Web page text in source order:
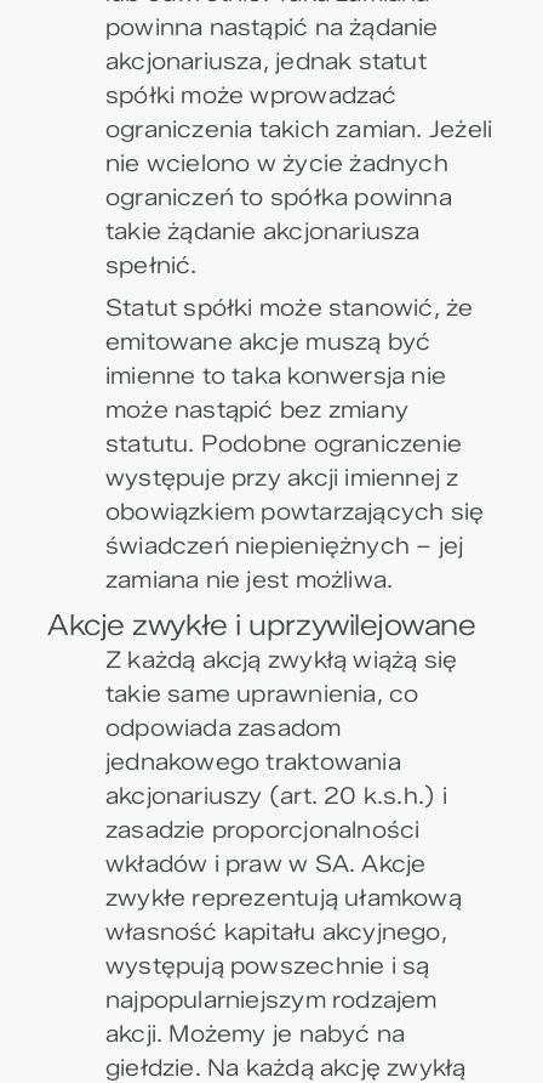
powinna nastąpić na żądanie
akcjonariusza, jednak statut
spółki może wprowadzać
ograniczenia takich zamian. Jeżeli
nie wcielono w życie żadnych
ograniczeń to spółka powinna
takie żądanie akcjonariusza
spełnić.
Statut spółki może stanowić, że
emitowane akcje muszą być
imienne to taka konwersja nie
może nastąpić bez zmiany
statutu. Podobne ograniczenie
występuje przy akcji imiennej z
obowiązkiem powtarzających się
świadczeń niepieniężnych – jej
zamiana nie jest możliwa.
Akcje zwykłe i uprzywilejowane
Z każdą akcją zwykłą wiążą się
takie same uprawnienia, co
odpowiada zasadom
jednakowego traktowania
akcjonariuszy (art. 20 k.s.h.) i
zasadzie proporcjonalności
wkładów i praw w SA. Akcje
zwykłe reprezentują ułamkową
własność kapitału akcyjnego,
występują powszechnie i są
najpopularniejszym rodzajem
akcji. Możemy je nabyć na
giełdzie. Na każdą akcję zwykłą